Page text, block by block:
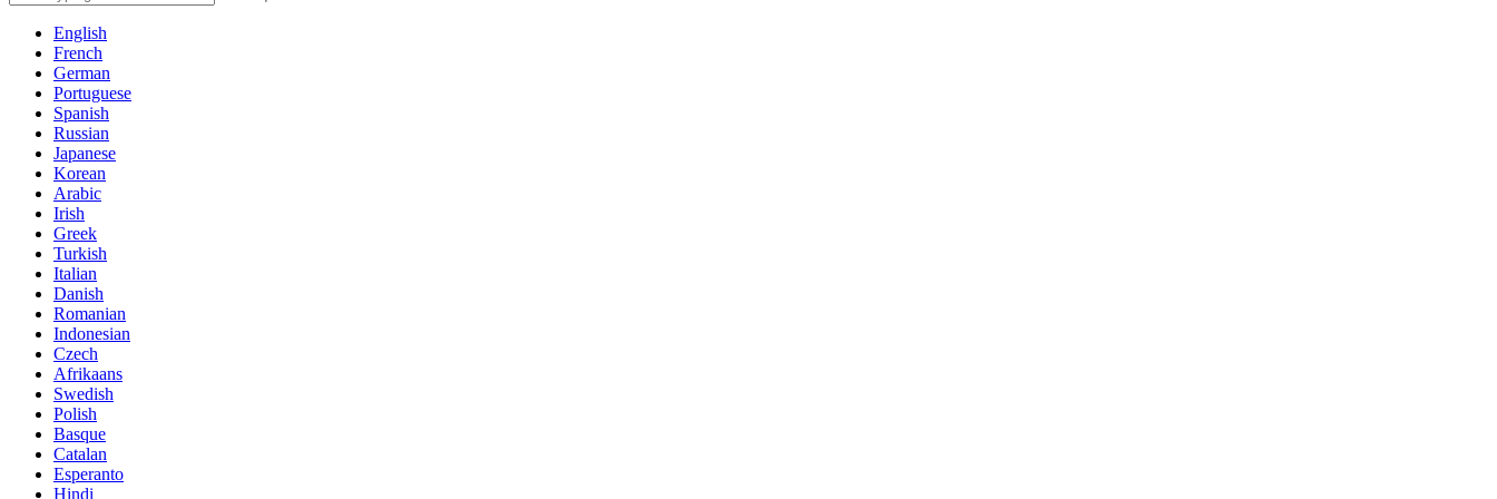
English
French
German
Portuguese
Spanish
Russian
Japanese
Korean
Arabic
Irish
Greek
Turkish
Italian
Danish
Romanian
Indonesian
Czech
Afrikaans
Swedish
Polish
Basque
Catalan
Esperanto
Hindi